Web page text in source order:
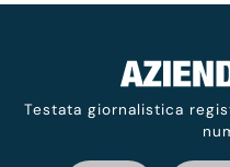
Testata giornalistica